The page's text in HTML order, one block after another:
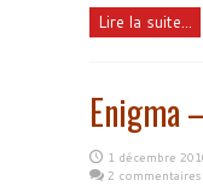
Lire la suite...
Enigma
1 décembre
2 commentaires